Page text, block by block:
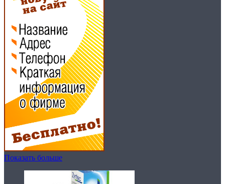
Показать больше